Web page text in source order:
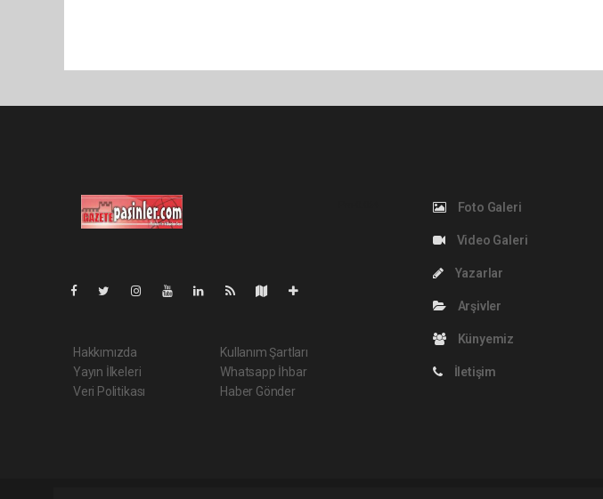
Hakkımızda
Yayın İlkeleri
Veri Politikası
Kullanım Şartları
Whatsapp İhbar
Haber Gönder
Foto Galeri
Video Galeri
Yazarlar
Arşivler
Künyemiz
İletişim